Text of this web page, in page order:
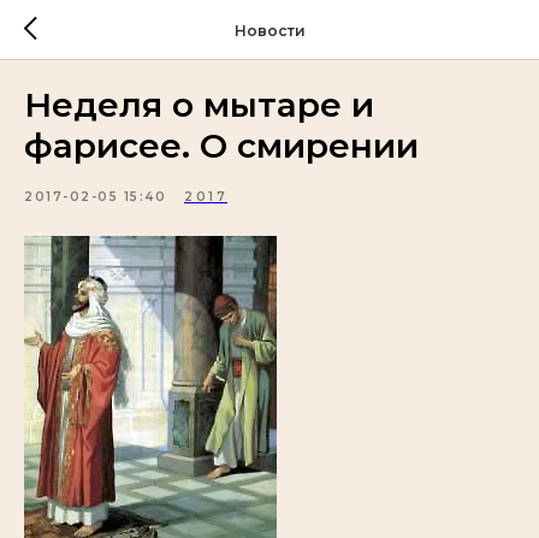
Новости
Неделя о мытаре и
фарисее. О смирении
2017-02-05 15:40 2017